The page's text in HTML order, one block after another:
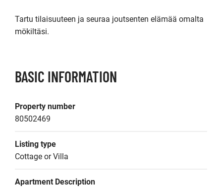
Tartu tilaisuuteen ja seuraa joutsenten elämää omalta
mökiltäsi.
BASIC INFORMATION
Property number
80502469
Listing type
Cottage or Villa
Apartment Description